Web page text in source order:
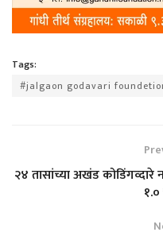
Tags:
#jalgaon godavari
२४ तासांच्या अखंड कोडिंगव्दारे